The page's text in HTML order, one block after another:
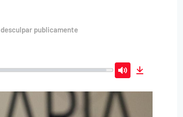
publicamente
Mute